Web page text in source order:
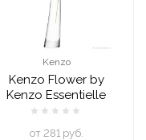
Kenzo
Kenzo Flower by
Kenzo Essentielle
oт 281 руб.